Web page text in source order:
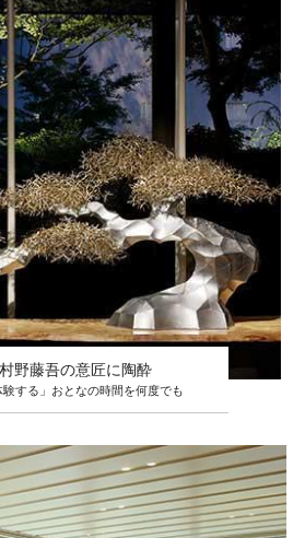
野藤吾の意匠に陶酔
験する」おとなの時間を何度でも